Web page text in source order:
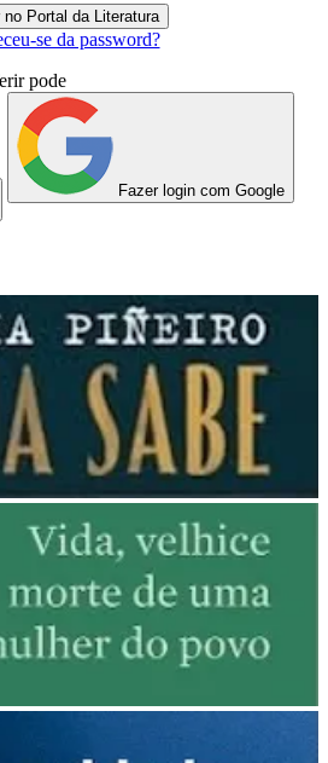
se da password?
pode
Fazer login com Google